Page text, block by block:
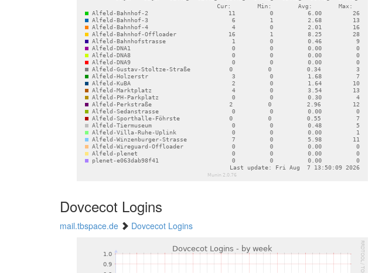
Dovcecot Logins
mail.tbspace.de Dovcecot Logins